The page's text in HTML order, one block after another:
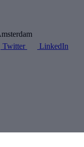
Twitter LinkedIn